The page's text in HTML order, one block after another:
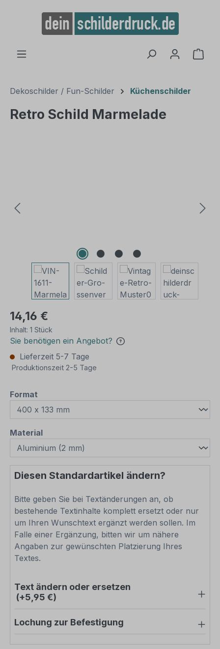
springen
Dekoschilder / Fun-Schilder Küchenschilder
Retro Schild Marmelade
14,16 €
Inhalt: 1 Stück
Sie benötigen ein Angebot?
Lieferzeit 5-7 Tage
Produktionszeit 2-5 Tage
Format
Materialauswählen
Diesen Standardartikel ändern?
Bitte geben Sie bei Textänderungen an, ob
bestehende Textinhalte komplett ersetzt oder nur
um Ihren Wunschtext ergänzt werden sollen. Im
Falle einer Ergänzung, bitten wir um nähere
Angaben zur gewünschten Platzierung Ihres
Textes.
Text ändern oder ersetzen
(+5,95 €)
Lochung zur Befestigung